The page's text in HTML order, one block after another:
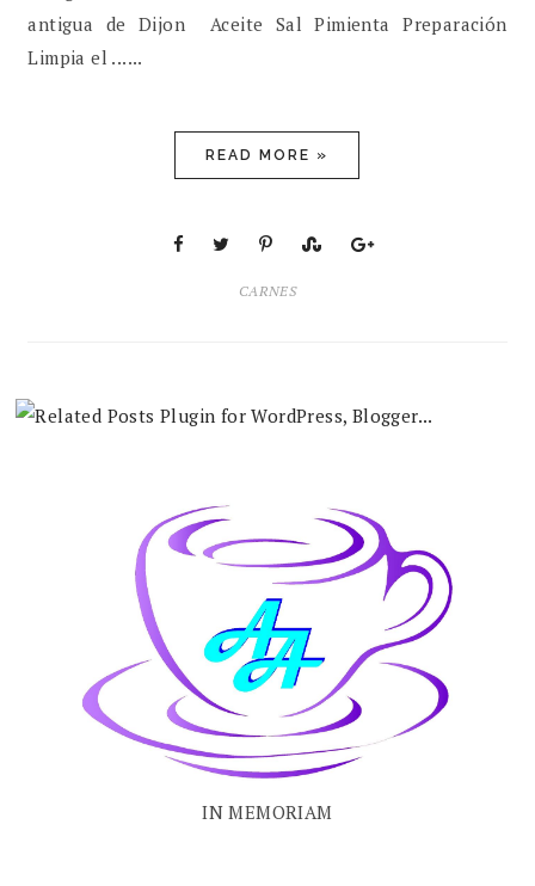
antigua de Dijon Aceite Sal Pimienta Preparación
Limpia el ......
READ MORE »
CARNES
IN MEMORIAM